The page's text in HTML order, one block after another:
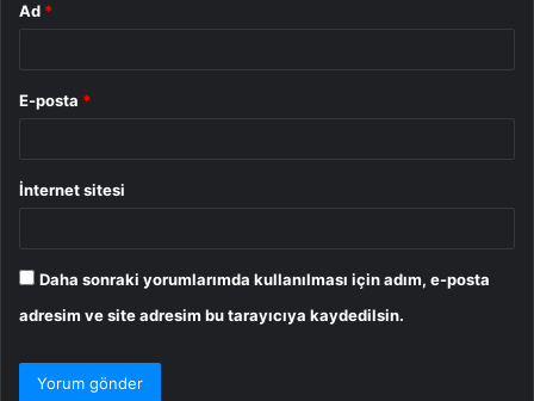
Ad *
E-posta *
İnternet sitesi
Daha sonraki yorumlarımda kullanılması için adım, e-posta
adresim ve site adresim bu tarayıcıya kaydedilsin.